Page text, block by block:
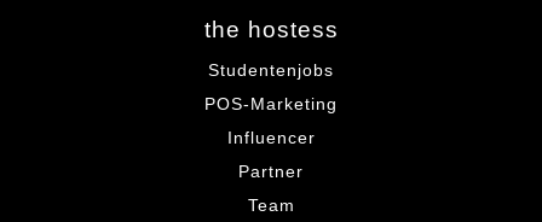
the hostess
Studentenjobs
POS-Marketing
Influencer
Partner
Team